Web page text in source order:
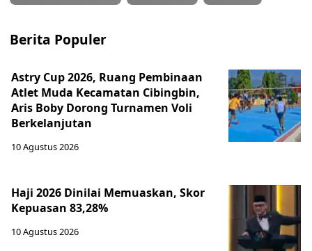
Berita Populer
Astry Cup 2026, Ruang Pembinaan
Atlet Muda Kecamatan Cibingbin,
Aris Boby Dorong Turnamen Voli
Berkelanjutan
10 Agustus 2026
Haji 2026 Dinilai Memuaskan, Skor
Kepuasan 83,28%
10 Agustus 2026